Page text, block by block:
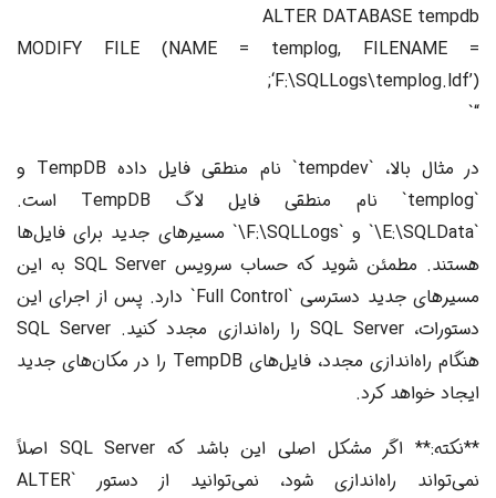
ALTER DATABASE tempdb
MODIFY FILE (NAME = templog, FILENAME =
‘F:\SQLLogs\templog.ldf’);
“`
در مثال بالا، `tempdev` نام منطقی فایل داده TempDB و
`templog` نام منطقی فایل لاگ TempDB است.
`E:\SQLData\` و `F:\SQLLogs\` مسیرهای جدید برای فایل‌ها
هستند. مطمئن شوید که حساب سرویس SQL Server به این
مسیرهای جدید دسترسی `Full Control` دارد. پس از اجرای این
دستورات، SQL Server را راه‌اندازی مجدد کنید. SQL Server
هنگام راه‌اندازی مجدد، فایل‌های TempDB را در مکان‌های جدید
ایجاد خواهد کرد.
**نکته:** اگر مشکل اصلی این باشد که SQL Server اصلاً
نمی‌تواند راه‌اندازی شود، نمی‌توانید از دستور `ALTER